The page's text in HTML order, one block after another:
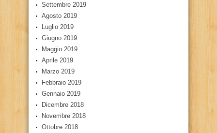
Settembre 2019
Agosto 2019
Luglio 2019
Giugno 2019
Maggio 2019
Aprile 2019
Marzo 2019
Febbraio 2019
Gennaio 2019
Dicembre 2018
Novembre 2018
Ottobre 2018